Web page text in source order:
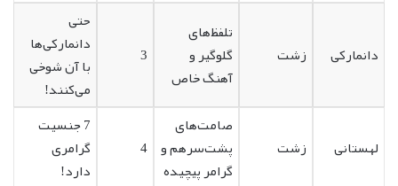
دانمارکی زشت
تلفظ‌های
گلوگیر و
آهنگ خاص
3
حتی
دانمارکی‌ها
با آن شوخی
می‌کنند!
لهستانی زشت
صامت‌های
پشت‌سرهم و
گرامر پیچیده
4
7 جنسیت
گرامری
دارد!